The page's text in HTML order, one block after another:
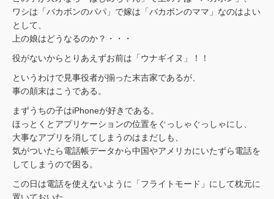
ワシは「バカボンのパパ」で嫁は「バカボンのママ」なのはよい
として、
上の娘はどうなるのか？・・・
役がないからとりあえずお前は「ウナギイヌ」！！
というわけで見事役者が揃った末吉家であるが、
事の顛末はこうである。
まずうちの子はiPhoneが好きである。
ほっとくとアプリケーションの位置をぐっしゃぐっしゃにし、
大事なアプリを消してしまうのはまだしも、
気がついたら電話帳データから中国やアメリカにいたずら電話を
してしまうので困る。
この日は電話を使えないように「フライトモード」にして枕元に